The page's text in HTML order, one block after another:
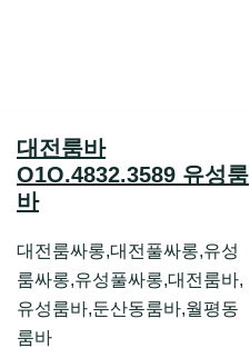
대전룸바
O1O.4832.3589 유성룸
바
대전룸싸롱,대전풀싸롱,유성
룸싸롱,유성풀싸롱,대전룸바,
유성룸바,둔산동룸바,월평동
룸바